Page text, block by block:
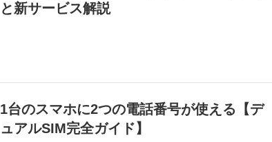
と新サービス解説
1台のスマホに2つの電話番号が使える【デ
ュアルSIM完全ガイド】